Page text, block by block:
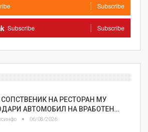
Subscribe
Subscribe Subscribe
СОПСТВЕНИК НА РЕСТОРАН МУ
АВТОМОБИЛ НА ВРАБОТЕН…
06/08/2026